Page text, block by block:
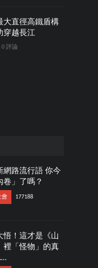
大直徑高鐵盾構
穿越長江
0 評論
網路流行語 你今
卷」了嗎？
會 177188
悟！這才是《山
裡「怪物」的真